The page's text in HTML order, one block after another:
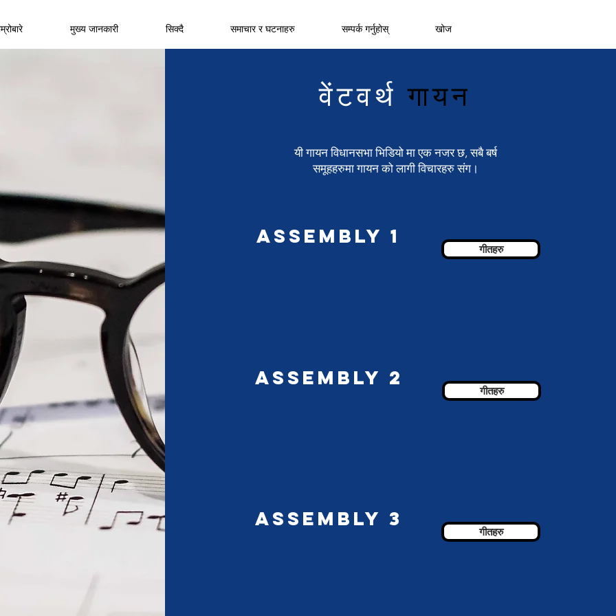
मुख्य जानकारी सिक्दै समाचार र घटनाहरु सम्पर्क गर्नुहोस् खोज
वेंटवर्थ गायन
यी गायन विधानसभा भिडियो मा एक नजर छ, सबै बर्ष
समूहहरुमा गायन को लागी विचारहरु संग।
Assembly 1
गीतहरु
Assembly 2
गीतहरु
Assembly 3
गीतहरु